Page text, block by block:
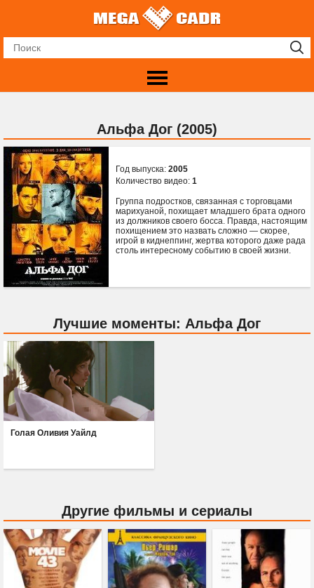
Альфа Дог (2005)
Год выпуска: 2005
Количество видео: 1
Группа подростков, связанная с торговцами
марихуаной, похищает младшего брата одного
из должников своего босса. Правда, настоящим
похищением это назвать сложно — скорее,
игрой в киднеппинг, жертва которого даже рада
столь интересному событию в своей жизни.
Лучшие моменты: Альфа Дог
Голая Оливия Уайлд
Другие фильмы и сериалы